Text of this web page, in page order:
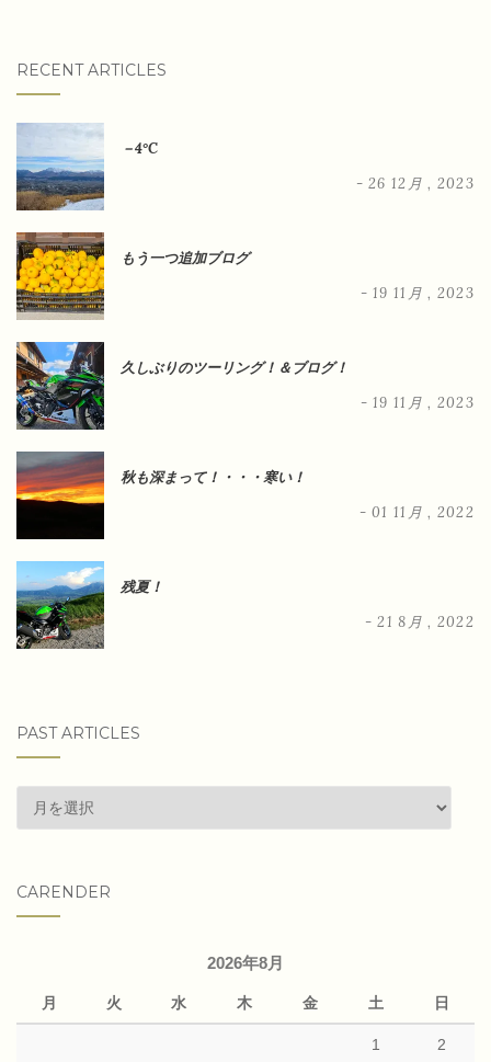
RECENT ARTICLES
－4°C
- 26 12月 , 2023
もう一つ追加ブログ
- 19 11月 , 2023
久しぶりのツーリング！＆ブログ！
- 19 11月 , 2023
秋も深まって！・・・寒い！
- 01 11月 , 2022
残夏！
- 21 8月 , 2022
PAST ARTICLES
past
articles
CARENDER
2026年8月
月 火 水 木 金 土 日
1 2